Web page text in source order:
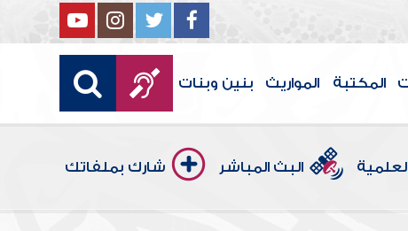
المكتبة المواريث بنين وبنات
البث المباشر شارك بملفاتك